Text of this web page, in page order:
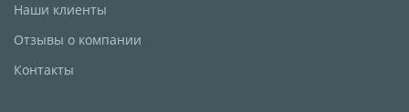
Наши клиенты
Отзывы о компании
Контакты